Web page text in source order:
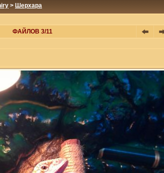
> Шерхара
ФАЙЛОВ 3/11